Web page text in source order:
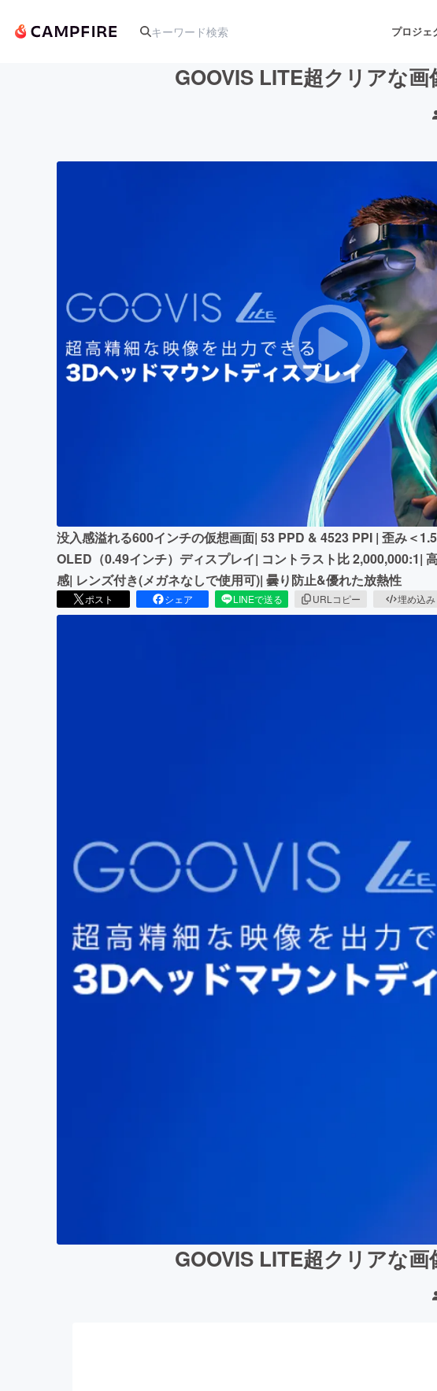
プロジェ
ゲーム・サー
書籍・雑誌出
ビジネス・起業 チャレンジ
まちづくり・地域活性化
GOOVIS LITE超クリアな
没入感溢れる600インチの仮想画面| 53 PPD & 4523 PPI | 歪み＜
OLED（0.49インチ）ディスプレイ| コントラスト比 2,000,000:1|
感| レンズ付き(メガネなしで使用可)| 曇り防止&優れた放熱性
ポスト シェア LINEで送る URLコピー 埋め込み
GOOVIS LITE超クリアな